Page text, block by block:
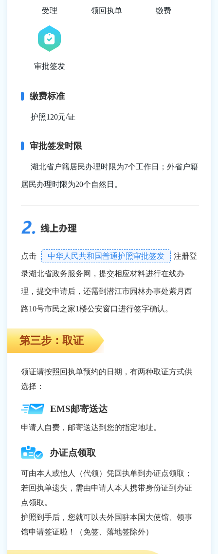
受理 领回执单 缴费
审批签发
缴费标准
护照120元/证
审批签发时限
湖北省户籍居民办理时限为7个工作日；外省户籍
居民办理时限为20个自然日。
点击 中华人民共和国普通护照审批签发 注册登
录湖北省政务服务网，提交相应材料进行在线办
理，提交申请后，还需到潜江市园林办事处紫月西
路10号市民之家1楼公安窗口进行签字确认。
第三步：取证
领证请按照回执单预约的日期，有两种取证方式供
选择：
EMS邮寄送达
申请人自费，邮寄送达到您的指定地址。
办证点领取
可由本人或他人（代领）凭回执单到办证点领取；
若回执单遗失，需由申请人本人携带身份证到办证
点领取。
护照到手后，您就可以去外国驻本国大使馆、领事
馆申请签证啦！（免签、落地签除外）